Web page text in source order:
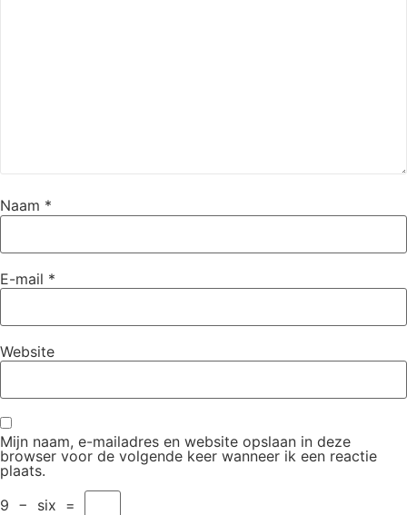
Naam *
E-mail *
Website
Mijn naam, e-mailadres en website opslaan in deze
browser voor de volgende keer wanneer ik een reactie
plaats.
9 − six =